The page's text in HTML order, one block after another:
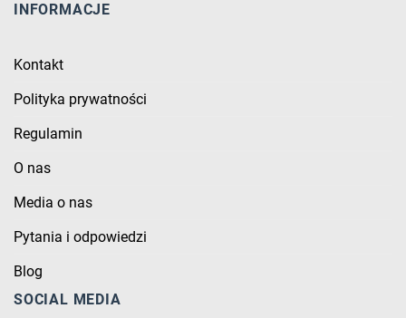
INFORMACJE
Kontakt
Polityka prywatności
Regulamin
O nas
Media o nas
Pytania i odpowiedzi
Blog
SOCIAL MEDIA